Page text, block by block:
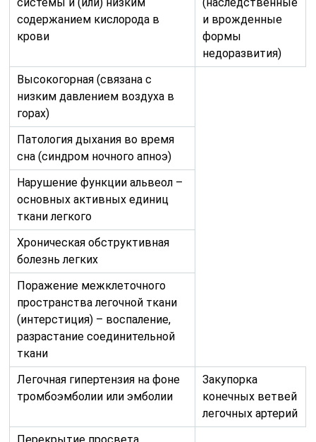
содержанием кислорода в
крови
и врожденные
формы
недоразвития)
Высокогорная (связана с
низким давлением воздуха в
горах)
Патология дыхания во время
сна (синдром ночного апноэ)
Нарушение функции альвеол –
основных активных единиц
ткани легкого
Хроническая обструктивная
болезнь легких
Поражение межклеточного
пространства легочной ткани
(интерстиция) – воспаление,
разрастание соединительной
ткани
Легочная гипертензия на фоне
тромбоэмболии или эмболии
Закупорка
конечных ветвей
легочных артерий